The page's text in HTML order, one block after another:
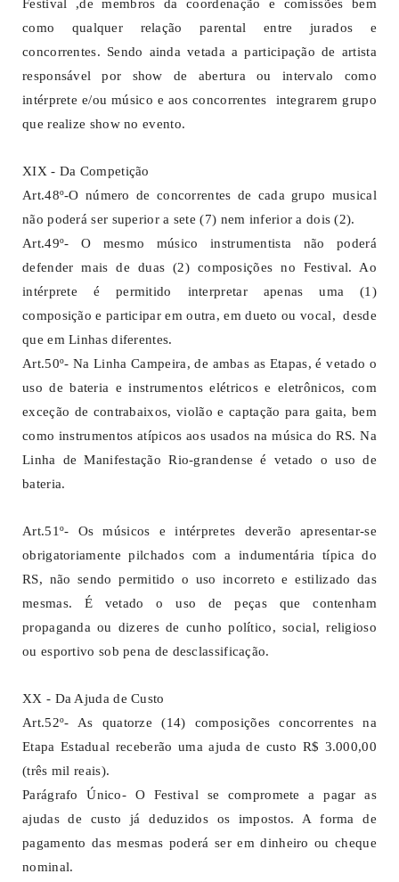
Festival ,de membros da coordenação e comissões bem
como qualquer relação parental entre jurados e
concorrentes. Sendo ainda vetada a participação de artista
responsável por show de abertura ou intervalo como
intérprete e/ou músico e aos concorrentes integrarem grupo
que realize show no evento.
XIX - Da Competição
Art.48º-O número de concorrentes de cada grupo musical
não poderá ser superior a sete (7) nem inferior a dois (2).
Art.49º- O mesmo músico instrumentista não poderá
defender mais de duas (2) composições no Festival. Ao
intérprete é permitido interpretar apenas uma (1)
composição e participar em outra, em dueto ou vocal, desde
que em Linhas diferentes.
Art.50º- Na Linha Campeira, de ambas as Etapas, é vetado o
uso de bateria e instrumentos elétricos e eletrônicos, com
exceção de contrabaixos, violão e captação para gaita, bem
como instrumentos atípicos aos usados na música do RS. Na
Linha de Manifestação Rio-grandense é vetado o uso de
bateria.
Art.51º- Os músicos e intérpretes deverão apresentar-se
obrigatoriamente pilchados com a indumentária típica do
RS, não sendo permitido o uso incorreto e estilizado das
mesmas. É vetado o uso de peças que contenham
propaganda ou dizeres de cunho político, social, religioso
ou esportivo sob pena de desclassificação.
XX - Da Ajuda de Custo
Art.52º- As quatorze (14) composições concorrentes na
Etapa Estadual receberão uma ajuda de custo R$ 3.000,00
(três mil reais).
Parágrafo Único- O Festival se compromete a pagar as
ajudas de custo já deduzidos os impostos. A forma de
pagamento das mesmas poderá ser em dinheiro ou cheque
nominal.